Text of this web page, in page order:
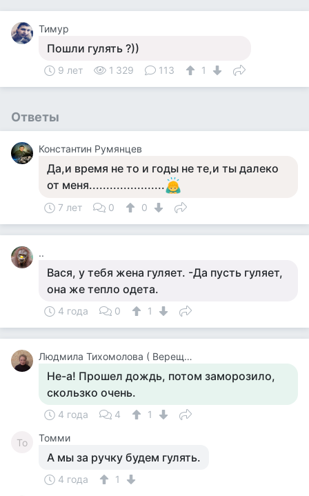
Тимур
Пошли гулять ?))
9 лет 1 329 113 1
Ответы
Константин Румянцев
Да,и время не то и годы не те,и ты далеко
от меня......................
7 лет 0 0
..
Вася, у тебя жена гуляет. -Да пусть гуляет,
она же тепло одета.
4 года 0 1
Людмила Тихомолова ( Верещагина )
Не-а! Прошел дождь, потом заморозило,
скользко очень.
4 года 4 1
То Томми
А мы за ручку будем гулять.
4 года
1